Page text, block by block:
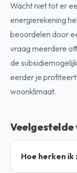
Wacht niet tot er
energierekening
beoordelen door
vraag meerdere
de
eerder je
woonklimaat.
Veelgestelde
Hoe herken